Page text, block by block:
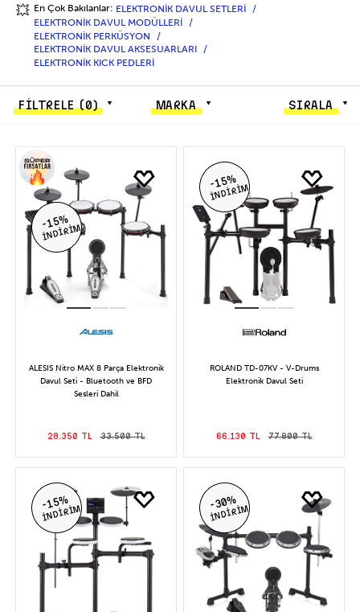
💥 En Çok Bakılanlar: ELEKTRONİK DAVUL SETLERİ
ELEKTRONİK DAVUL MODÜLLERİ
ELEKTRONİK PERKÜSYON
ELEKTRONİK DAVUL AKSESUARLARI
ELEKTRONİK KICK PEDLERİ
FİLTRELE(0) MARKA SIRALA
-15%
İNDİRİM
ALESIS Nitro MAX 8 Parça Elektronik
Davul Seti - Bluetooth ve BFD
Sesleri Dahil
28.350 TL 33.500 TL
-15%
İNDİRİM
ROLAND TD-07KV - V-Drums
Elektronik Davul Seti
66.130 TL 77.800 TL
-15%
İNDİRİM
-30%
İNDİRİM